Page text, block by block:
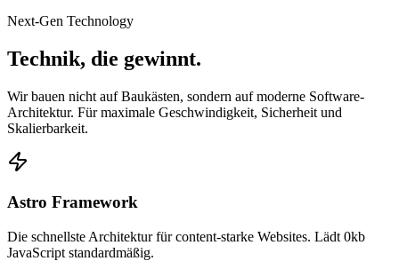
Next-Gen Technology
Technik, die gewinnt.
Wir bauen nicht auf Baukästen, sondern auf moderne Software-
Architektur. Für maximale Geschwindigkeit, Sicherheit und
Skalierbarkeit.
Astro Framework
Die schnellste Architektur für content-starke Websites. Lädt 0kb
JavaScript standardmäßig.